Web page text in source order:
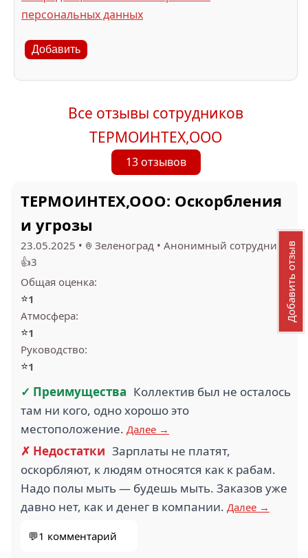
персональных данных
Добавить
Все отзывы сотрудников
ТЕРМОИНТЕХ,ООО
13 отзывов
ТЕРМОИНТЕХ,ООО: Оскорбления
и угрозы
23.05.2025 • Зеленоград • Анонимный сотрудник
👍3
Общая оценка:
⭐1
Атмосфера:
⭐1
Руководство:
⭐1
✓ Преимущества Коллектив был не осталось
там ни кого, одно хорошо это
местоположение. Далее →
✗ Недостатки Зарплаты не платят,
оскорбляют, к людям относятся как к рабам.
Надо полы мыть — будешь мыть. Заказов уже
давно нет, как и денег в компании. Далее →
💬1 комментарий
Добавить отзыв